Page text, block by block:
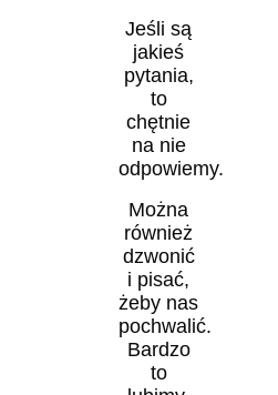
Jeśli są
jakieś
pytania,
to
chętnie
na nie
odpowiemy.
Można
również
dzwonić
i pisać,
żeby nas
pochwalić.
Bardzo
to